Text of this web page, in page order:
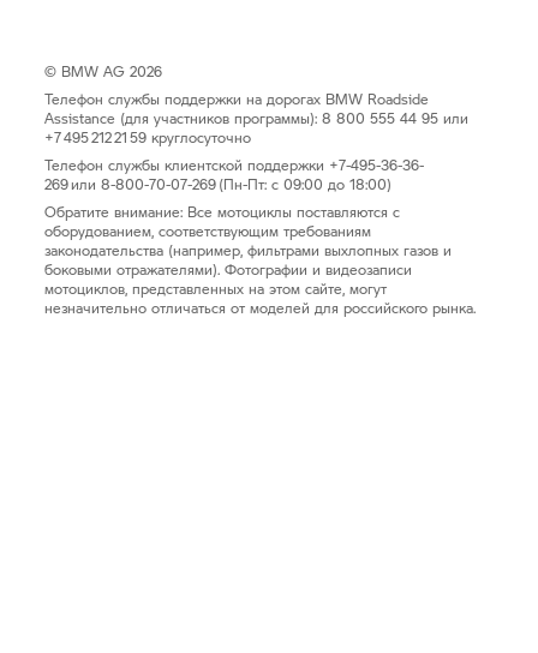
© BMW AG 2026
Телефон службы поддержки на дорогах BMW Roadside
Assistance (для участников программы): 8 800 555 44 95 или
+7 495 212 21 59 круглосуточно
Телефон службы клиентской поддержки +7-495-36-36-
269 или 8-800-70-07-269 (Пн-Пт: с 09:00 до 18:00)
Обратите внимание: Все мотоциклы поставляются с
оборудованием, соответствующим требованиям
законодательства (например, фильтрами выхлопных газов и
боковыми отражателями). Фотографии и видеозаписи
мотоциклов, представленных на этом сайте, могут
незначительно отличаться от моделей для российского рынка.